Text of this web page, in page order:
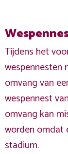
Tijdens het
wespennesten
omvang van
wespennest
omvang kan
worden omdat
stadium.